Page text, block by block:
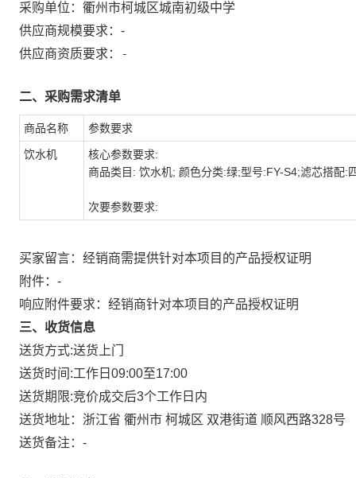
采购单位： 衢州市柯城区城南初级中学
供应商规模要求： -
供应商资质要求：
-
二、采购需求清单
商品名称 参数要求
饮水机
核心参数要求:
商品类目: 饮水机; 颜色分类:绿;型号:FY-S4;滤芯搭配:
次要参数要求:
买家留言：经销商需提供针对本项目的产品授权证明
附件： -
响应附件要求：经销商针对本项目的产品授权证明
三、收货信息
送货方式:送货上门
送货时间:工作日09:00至17:00
送货期限:竞价成交后3个工作日内
送货地址： 浙江省 衢州市 柯城区 双港街道 顺风西路328号
送货备注： -